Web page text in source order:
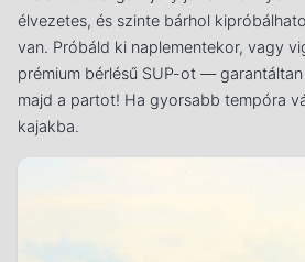
élvezetes, és szinte bárhol
van. Próbáld ki naplementekor, vagy
prémium bérlésű SUP-ot —
majd a partot! Ha gyorsabb tempóra
kajakba.